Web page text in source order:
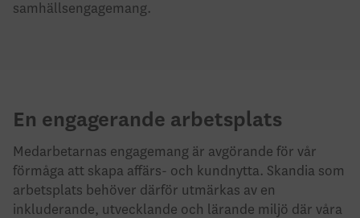
samhällsengagemang.
En engagerande arbetsplats
Medarbetarnas engagemang är avgörande för vår
förmåga att skapa affärs- och kundnytta. Skandia som
arbetsplats behöver därför utmärkas av en
inkluderande, utvecklande och lärande miljö där våra